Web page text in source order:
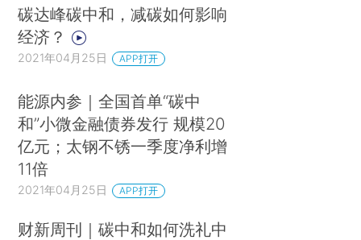
碳达峰碳中和，减碳如何影响
经济？
2021年04月25日 APP打开
能源内参｜全国首单“碳中
和”小微金融债券发行 规模20
亿元；太钢不锈一季度净利增
11倍
2021年04月25日 APP打开
财新周刊｜碳中和如何洗礼中